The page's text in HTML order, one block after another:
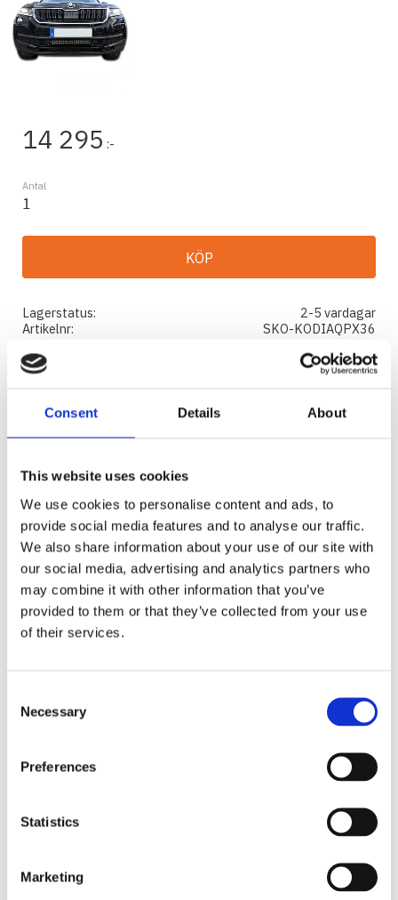
Consent Details About
This website uses cookies
We use cookies to personalise content and ads, to
provide social media features and to analyse our traffic.
We also share information about your use of our site with
our social media, advertising and analytics partners who
may combine it with other information that you’ve
provided to them or that they’ve collected from your use
of their services.
Selection
Necessary
Preferences
Statistics
Marketing
14 295 :-
Antal
KÖP
Lagerstatus
2-5 vardagar
Artikelnr
SKO-KODIAQPX36
Visa alla produkter från Vision X
Ge ett omdöme!
Vision X Xmitter Prime Extreme är en extremt tålig
LED-ljusramp med supereffektiva 5W lysdioder
som ger ett riktigt kraftfullt ljus. Prime Xtreme
levererar flest lumen per centimeter ramp, med
otroligt mycket ljus ur en liten enhet. Detta är
Black Edition-versionen av denna ramp, med en
svart bakgrund som maskerar LED-rampen
ytterligare.
LED-extraljusramp: 1 st Vision X PX36M12,
stadigt montage i krockbalk
installationstid ca 2 timmar
Storlek: 21″